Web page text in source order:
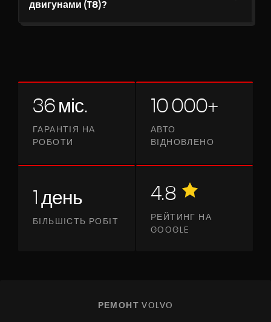
двигунами (T8)?
36 міс.
ГАРАНТІЯ НА
РОБОТИ
10 000+
АВТО
ВІДНОВЛЕНО
1 день
БІЛЬШІСТЬ РОБІТ
4.8
РЕЙТИНГ НА
GOOGLE
РЕМОНТ VOLVO